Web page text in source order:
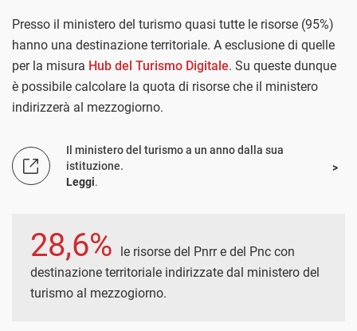
Presso il ministero del turismo quasi tutte le risorse (95%)
hanno una destinazione territoriale. A esclusione di quelle
per la misura Hub del Turismo Digitale. Su queste dunque
è possibile calcolare la quota di risorse che il ministero
indirizzerà al mezzogiorno.
Il ministero del turismo a un anno dalla sua
istituzione.
Leggi.
28,6%
le risorse del Pnrr e del Pnc con
destinazione territoriale indirizzate dal ministero del
turismo al mezzogiorno.